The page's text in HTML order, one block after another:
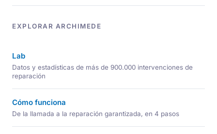
EXPLORAR ARCHIMEDE
Lab
Datos y estadísticas de más de 900.000 intervenciones de
reparación
Cómo funciona
De la llamada a la reparación garantizada, en 4 pasos